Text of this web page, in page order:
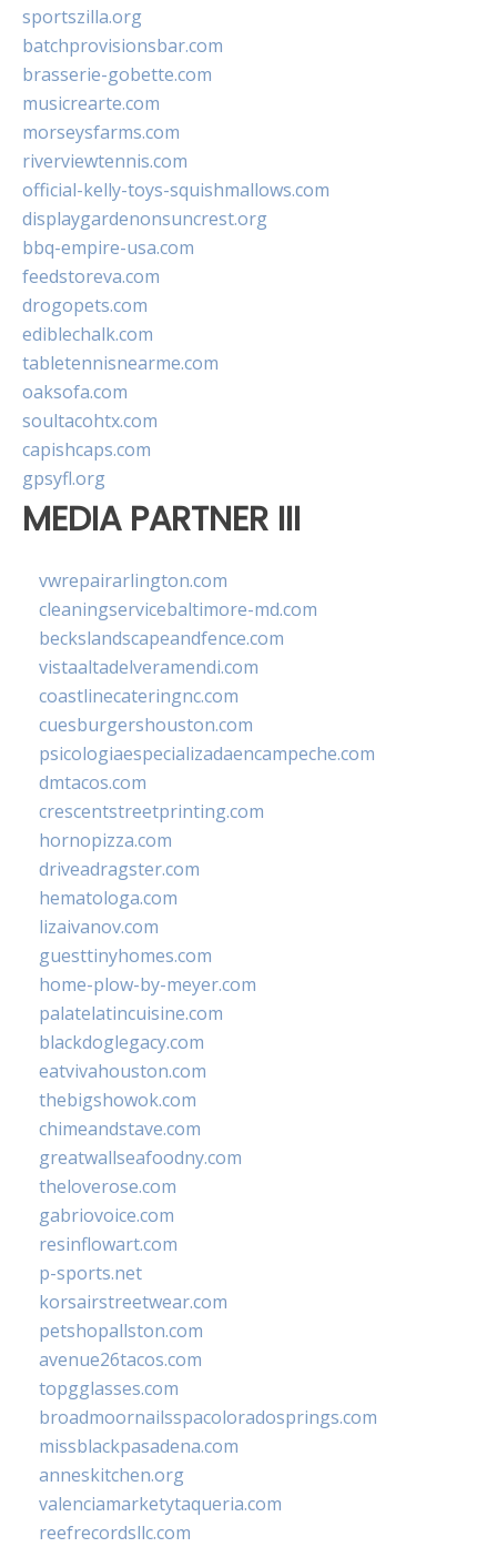
sportszilla.org
batchprovisionsbar.com
brasserie-gobette.com
musicrearte.com
morseysfarms.com
riverviewtennis.com
official-kelly-toys-squishmallows.com
displaygardenonsuncrest.org
bbq-empire-usa.com
feedstoreva.com
drogopets.com
ediblechalk.com
tabletennisnearme.com
oaksofa.com
soultacohtx.com
capishcaps.com
gpsyfl.org
MEDIA PARTNER III
vwrepairarlington.com
cleaningservicebaltimore-md.com
beckslandscapeandfence.com
vistaaltadelveramendi.com
coastlinecateringnc.com
cuesburgershouston.com
psicologiaespecializadaencampeche.com
dmtacos.com
crescentstreetprinting.com
hornopizza.com
driveadragster.com
hematologa.com
lizaivanov.com
guesttinyhomes.com
home-plow-by-meyer.com
palatelatincuisine.com
blackdoglegacy.com
eatvivahouston.com
thebigshowok.com
chimeandstave.com
greatwallseafoodny.com
theloverose.com
gabriovoice.com
resinflowart.com
p-sports.net
korsairstreetwear.com
petshopallston.com
avenue26tacos.com
topgglasses.com
broadmoornailsspacoloradosprings.com
missblackpasadena.com
anneskitchen.org
valenciamarketytaqueria.com
reefrecordsllc.com